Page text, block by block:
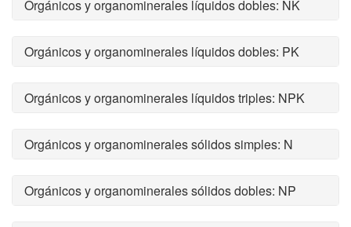
Orgánicos y organominerales líquidos dobles: NK
Orgánicos y organominerales líquidos dobles: PK
Orgánicos y organominerales líquidos triples: NPK
Orgánicos y organominerales sólidos simples: N
Orgánicos y organominerales sólidos dobles: NP